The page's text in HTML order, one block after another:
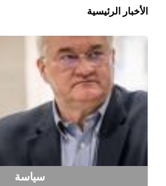
الأخبار الرئيسية
سياسة